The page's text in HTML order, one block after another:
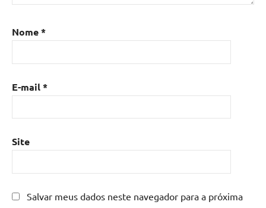
Nome*
E-mail*
Site
Salvar meus dados neste navegador para a próxima